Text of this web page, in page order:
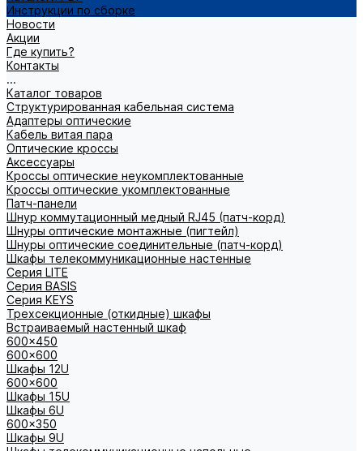
Инструкции по сборке
Новости
Акции
Где купить?
Контакты
...
Каталог товаров
Структурированная кабельная система
Адаптеры оптические
Кабель витая пара
Оптические кроссы
Аксессуары
Кроссы оптические неукомплектованные
Кроссы оптические укомплектованные
Патч-панели
Шнур коммутационный медный RJ45 (патч-корд)
Шнуры оптические монтажные (пигтейл)
Шнуры оптические соединительные (патч-корд)
Шкафы телекоммуникационные настенные
Cерия LITE
Cерия BASIS
Cерия KEYS
Трехсекционные (откидные) шкафы
Встраиваемый настенный шкаф
600x450
600x600
Шкафы 12U
600x600
Шкафы 15U
Шкафы 6U
600x350
Шкафы 9U